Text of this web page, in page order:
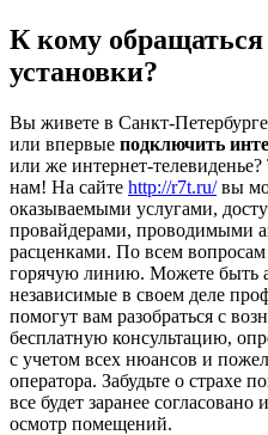
К кому
установки?
Вы живете в Санкт-
или впервые подключить
или же интернет-
нам! На сайте http://r7t.ru/вы
оказываемыми услугами,
провайдерами, проводимыми
расценками. По всем
горячую линию. Можете быть
независимые в своем деле
помогут вам разобраться с
бесплатную консультацию,
с учетом всех нюансов и
оператора. Забудьте о страхе
все будет заранее
осмотр помещений.